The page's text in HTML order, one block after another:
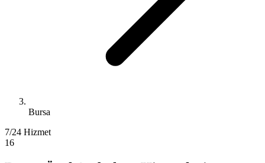
Bursa
7/24 Hizmet
16